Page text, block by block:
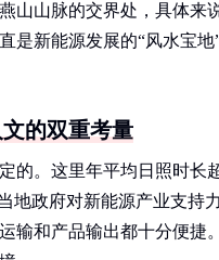
山山脉的交界处，具体
是新能源发展的“风水宝
的双重考量
的。这里年平均日照时长
地政府对新能源产业支持
输和产品输出都十分便捷